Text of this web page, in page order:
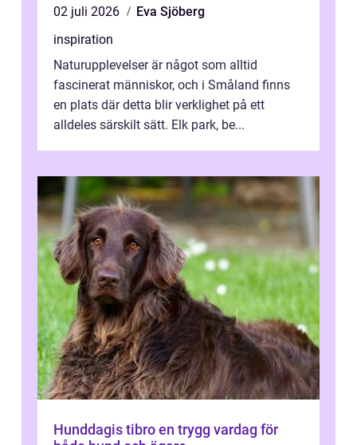
02 juli 2026
Eva Sjöberg
inspiration
Naturupplevelser är något som alltid
fascinerat människor, och i Småland finns
en plats där detta blir verklighet på ett
alldeles särskilt sätt. Elk park, be...
Hunddagis tibro en trygg vardag för